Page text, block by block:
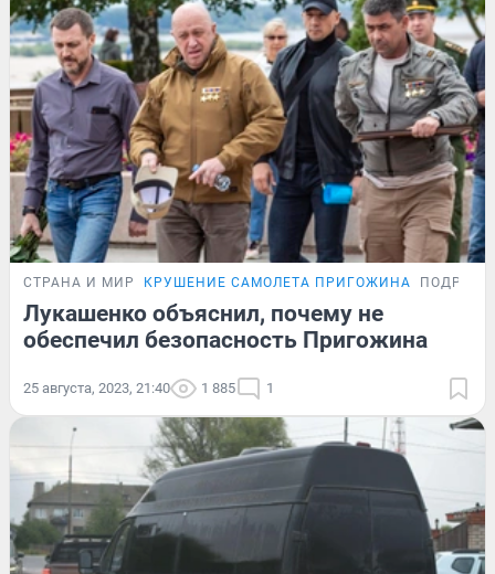
СТРАНА И МИР КРУШЕНИЕ САМОЛЕТА ПРИГОЖИНА
Лукашенко объяснил, почему не
обеспечил безопасность Пригожина
25 августа, 2023, 21:40 1 885 1